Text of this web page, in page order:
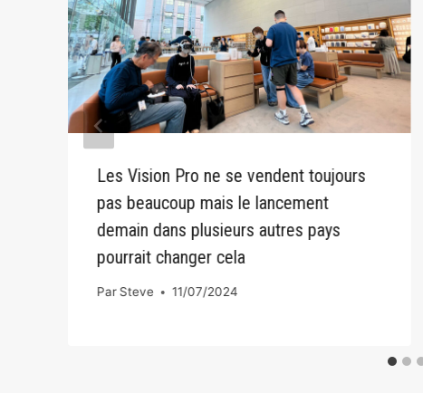
Les Vision Pro ne se vendent toujours
pas beaucoup mais le lancement
demain dans plusieurs autres pays
pourrait changer cela
ParSteve 11/07/2024